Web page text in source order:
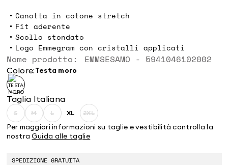
Canotta in cotone stretch
Fit aderente
Scollo stondato
Logo Emmegram con cristalli applicati
Nome prodotto: EMMSESAMO - 5941046102002
Colore: testa moro
Taglia Italiana
STaglia:
S
Prodotto
terminato
MTaglia:
M
Prodotto
terminato
LTaglia:
L
Prodotto
terminato
XLTaglia:
2XLTaglia:
2XL
Prodotto
terminato
Per maggiori informazioni su taglie e vestibilità controlla la
nostraGuida alle taglie
SPEDIZIONE GRATUITA